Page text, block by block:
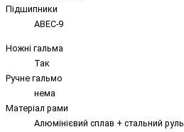
Підшипники
ABEC-9
Ножні гальма
Так
Ручне гальмо
нема
Матеріал рами
Алюмінієвий сплав + стальний руль